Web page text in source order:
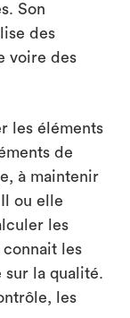
Son
des
voire des
les éléments
de
à maintenir
ou elle
les
connait les
sur la qualité.
les